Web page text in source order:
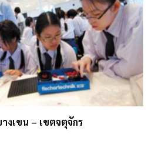
งเขน – เขตจตุจักร